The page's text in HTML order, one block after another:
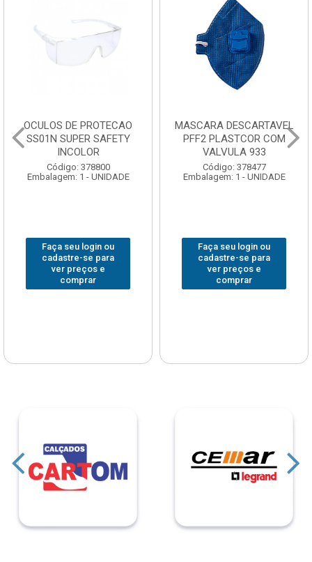
OCULOS DE PROTECAO
SS01N SUPER SAFETY
INCOLOR
Código: 378800
Embalagem: 1 - UNIDADE
Faça seu login ou
cadastre-se para
ver preços e
comprar
MASCARA DESCARTAVEL
PFF2 PLASTCOR COM
VALVULA 933
Código: 378477
Embalagem: 1 - UNIDADE
Faça seu login ou
cadastre-se para
ver preços e
comprar